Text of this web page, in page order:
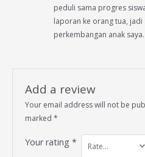
peduli sama progres
laporan ke orang tua, jadi
perkembangan anak saya.
Add a review
Your email address will not be
marked*
Your rating*